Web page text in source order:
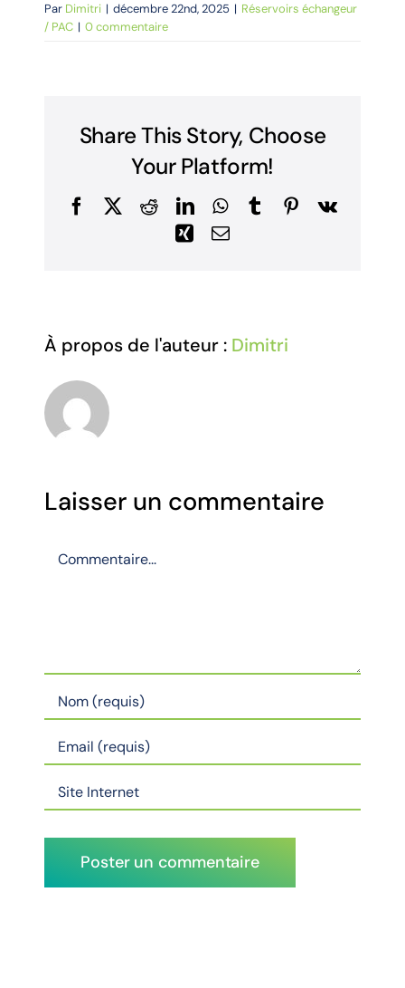
Par Dimitri | décembre 22nd, 2025 | Réservoirs échangeur
/ PAC | 0 commentaire
Share This Story, Choose
Your Platform!
FacebookRedditLinkedInWhatsApp
TumblrPinterest
Vk
XingEmail
À propos de l'auteur : Dimitri
Laisser un commentaire
Commentaire